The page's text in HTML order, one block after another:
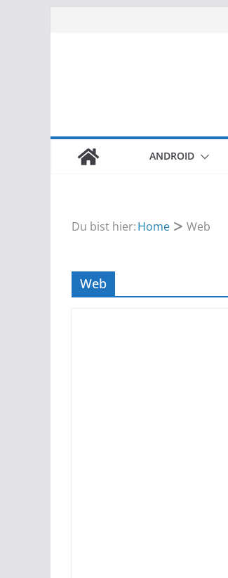
ANDROID
Du bist hier:Home Web
Web